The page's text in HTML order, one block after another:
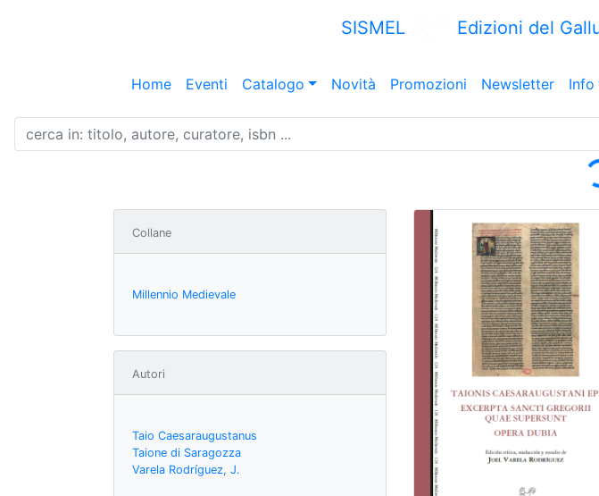
SISMEL Edizioni del
Home Eventi Catalogo Novità Promozioni Newsletter Info
Collane
Millennio Medievale
Autori
Taio Caesaraugustanus
Taione di Saragozza
Varela Rodríguez, J.